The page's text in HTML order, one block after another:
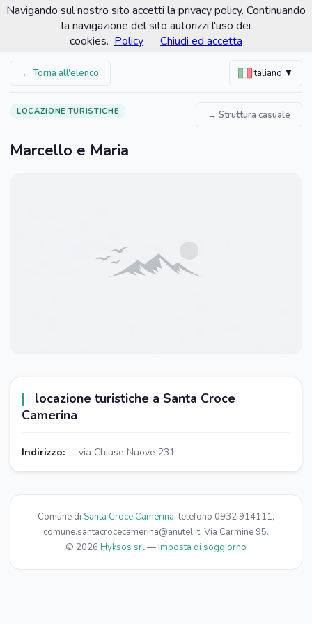
Comune di Santa Croce Camerina
Portale turistico ufficiale
← Torna all'elenco Italiano ▼
LOCAZIONE TURISTICHE → Struttura casuale
Marcello e Maria
locazione turistiche a Santa Croce
Camerina
Indirizzo: via Chiuse Nuove 231
Comune di Santa Croce Camerina, telefono 0932 914111,
comune.santacrocecamerina@anutel.it, Via Carmine 95.
© 2026 Hyksos srl—Imposta di soggiorno
Navigando sul nostro sito accetti la privacy policy. Continuando
la navigazione del sito autorizzi l'uso dei
cookies. Policy Chiudi ed accetta